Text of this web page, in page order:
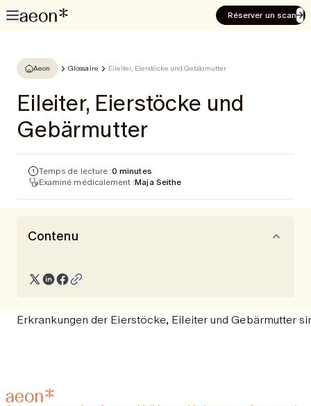
Réserver un scan
Aeon Glossaire Eileiter, Eierstöcke und Gebärmutter
Eileiter, Eierstöcke und
Gebärmutter
Temps de lecture :0 minutes
Examiné médicalement :Maja Seithe
Contenu
Erkrankungen der Eierstöcke, Eileiter und Gebärmutter